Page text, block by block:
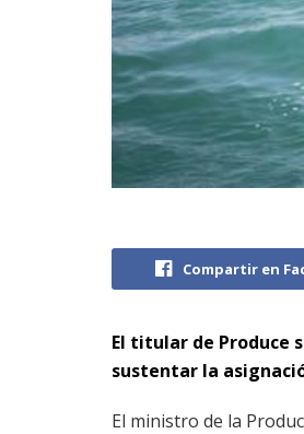
Compartir en
El titular de Produce
sustentar la
El ministro de la